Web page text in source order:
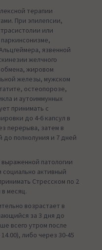
терапии
При эпилепсии,
или
язвенной
желчного
жировом
железы, мужском
остеопорозе,
и аутоиммунных
принимать с
до 4-6 капсул в
пepeрыва, затем в
до полнолуния и 7 дней
патологии
социально активный
Стресском по 2
месяц.
возрастает в
за 3 дня до
всего утром после
либо через 30-45